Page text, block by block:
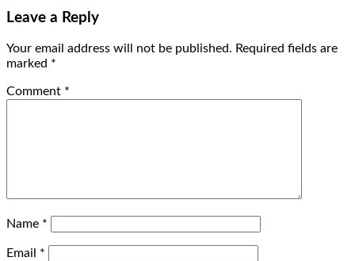
Leave a Reply
Your email address will not be published. Required fields are
marked *
Comment *
Name *
Email *